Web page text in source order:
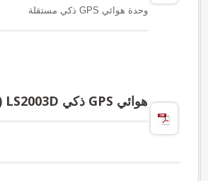
وحدة هوائي GPS ذكي مستقلة
هوائي GPS ذكي LS2003D (اليابان)